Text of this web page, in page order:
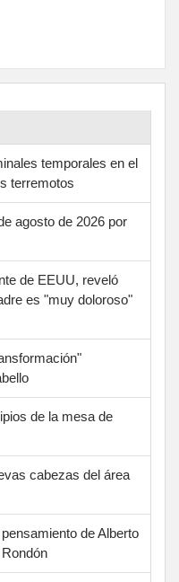
temporales en el
terremotos
agosto de 2026 por
de EEUU, reveló
es "muy doloroso"
de la mesa de
cabezas del área
de Alberto